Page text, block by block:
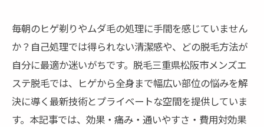
毎朝のヒゲ剃りやムダ毛の処理に手間を感じていません
か？自己処理では得られない清潔感や、どの脱毛方法が
自分に最適か迷いがちです。脱毛三重県松阪市メンズエ
ステ脱毛では、ヒゲから全身まで幅広い部位の悩みを解
決に導く最新技術とプライベートな空間を提供していま
す。本記事では、効果・痛み・通いやすさ・費用対効果